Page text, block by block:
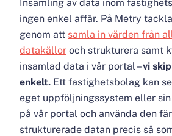
Insamling av data inom
ingen enkel affär. På Metry
genom att samla in värden från
datakällor och strukturera samt
insamlad data i vår portal –vi
enkelt. Ett fastighetsbolag kan
eget uppföljningssystem eller
på vår portal och använda den
strukturerade datan precis så